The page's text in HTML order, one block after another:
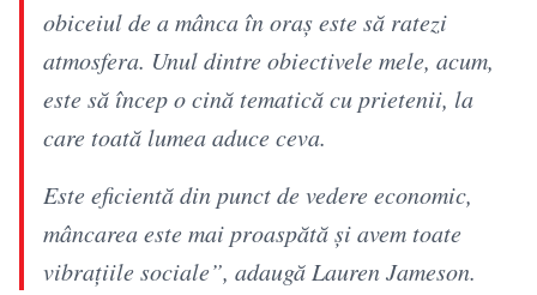
obiceiul de a mânca în oraș este să ratezi
atmosfera. Unul dintre obiectivele mele, acum,
este să încep o cină tematică cu prietenii, la
care toată lumea aduce ceva.
Este eficientă din punct de vedere economic,
mâncarea este mai proaspătă și avem toate
vibrațiile sociale”, adaugă Lauren Jameson.